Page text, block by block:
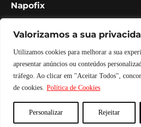
Valorizamos a sua
Utilizamos cookies para melhorar a sua
apresentar anúncios ou conteúdos
tráfego. Ao clicar em "Aceitar Todos",
de cookies. Política de Cookies
Personalizar Rejeitar
Napofix
Social